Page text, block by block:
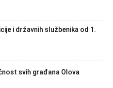
i državnih službenika od 1.
svih građana Olova